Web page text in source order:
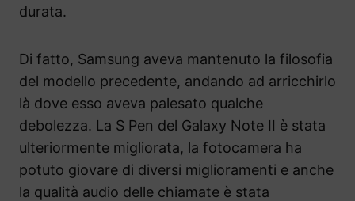
durata.
Di fatto, Samsung aveva mantenuto la filosofia
del modello precedente, andando ad arricchirlo
là dove esso aveva palesato qualche
debolezza. La S Pen del Galaxy Note II è stata
ulteriormente migliorata, la fotocamera ha
potuto giovare di diversi miglioramenti e anche
la qualità audio delle chiamate è stata